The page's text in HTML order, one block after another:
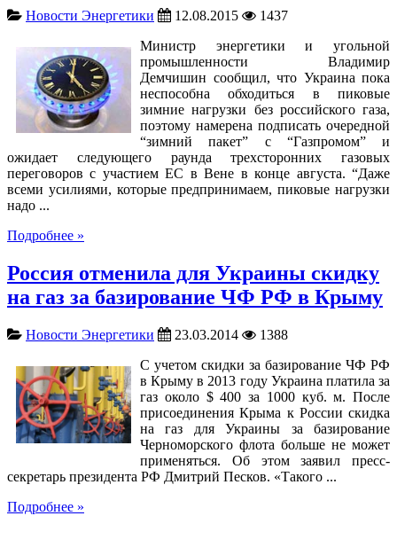
Новости Энергетики 12.08.2015
1437
Министр энергетики и угольной
промышленности Владимир
Демчишин сообщил, что Украина пока
неспособна обходиться в пиковые
зимние нагрузки без российского газа,
поэтому намерена подписать очередной
“зимний пакет” с “Газпромом” и
ожидает следующего раунда трехсторонних газовых
переговоров с участием ЕС в Вене в конце августа. “Даже
всеми усилиями, которые предпринимаем, пиковые нагрузки
надо ...
Подробнее »
Россия отменила для Украины скидку
на газ за базирование ЧФ РФ в Крыму
Новости Энергетики 23.03.2014
1388
С учетом скидки за базирование ЧФ РФ
в Крыму в 2013 году Украина платила за
газ около $ 400 за 1000 куб. м. После
присоединения Крыма к России скидка
на газ для Украины за базирование
Черноморского флота больше не может
применяться. Об этом заявил пресс-
секретарь президента РФ Дмитрий Песков. «Такого ...
Подробнее »